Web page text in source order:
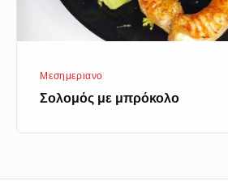
Μεσημεριανο
Σολομός με μπρόκολο